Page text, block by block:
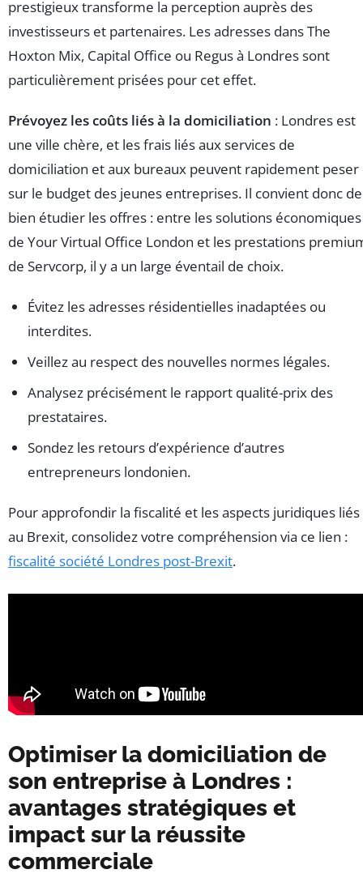
prestigieux transforme la perception auprès des
investisseurs et partenaires. Les adresses dans The
Hoxton Mix, Capital Office ou Regus à Londres sont
particulièrement prisées pour cet effet.
Prévoyez les coûts liés à la domiciliation : Londres est
une ville chère, et les frais liés aux services de
domiciliation et aux bureaux peuvent rapidement peser
sur le budget des jeunes entreprises. Il convient donc de
bien étudier les offres : entre les solutions économiques
de Your Virtual Office London et les prestations
de Servcorp, il y a un large éventail de choix.
Évitez les adresses résidentielles inadaptées ou
interdites.
Veillez au respect des nouvelles normes légales.
Analysez précisément le rapport qualité-prix des
prestataires.
Sondez les retours d’expérience d’autres
entrepreneurs londonien.
Pour approfondir la fiscalité et les aspects juridiques liés
au Brexit, consolidez votre compréhension via ce lien :
fiscalité société Londres post-Brexit.
Optimiser la domiciliation de
son entreprise à Londres :
avantages stratégiques et
impact sur la réussite
commerciale